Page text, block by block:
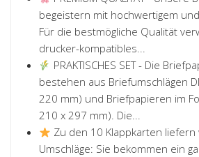
begeistern mit hochwertigem
Für die bestmögliche Qualität
drucker-kompatibles...
PRAKTISCHES SET - Die
bestehen aus Briefumschlägen
220 mm) und Briefpapieren im
210 x 297 mm). Die...
Zu den 10 Klappkarten
Umschläge: Sie bekommen ein